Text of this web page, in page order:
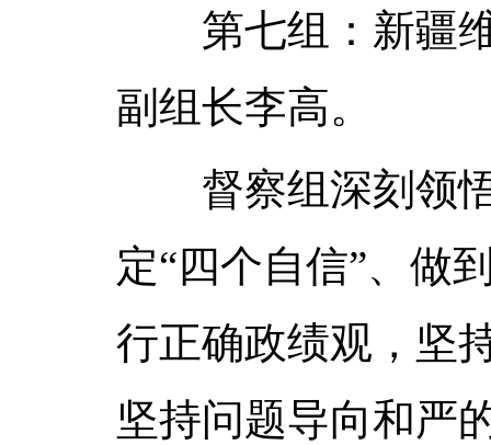
第七组：新疆维
副组长李高。
督察组深刻领悟“
定“四个自信”、做
行正确政绩观，坚
坚持问题导向和严